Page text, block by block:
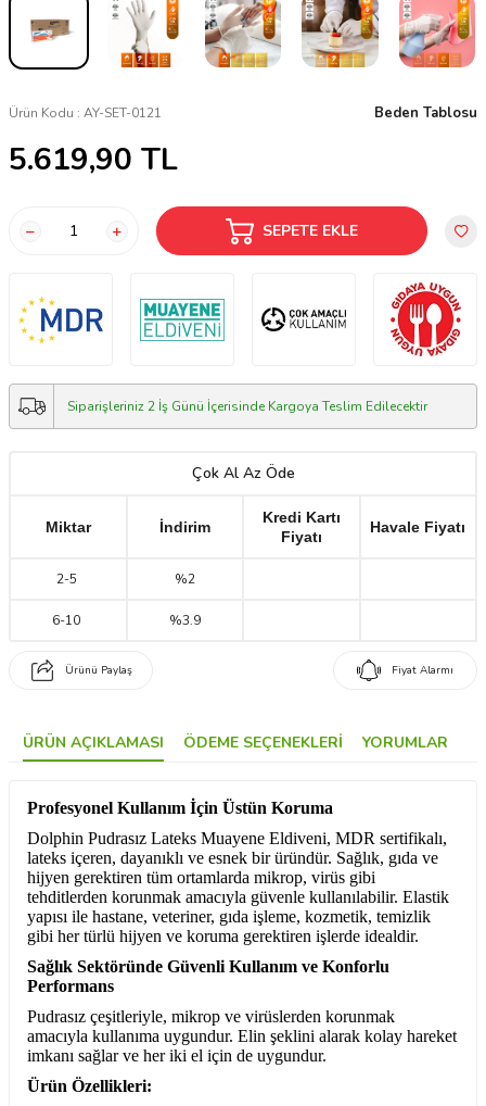
Ürün Kodu : AY-SET-0121 Beden Tablosu
5.619,90 TL
SEPETE EKLE
Siparişleriniz 2 İş Günü İçerisinde Kargoya Teslim Edilecektir
Çok Al Az Öde
Miktar İndirim
Kredi Kartı
Fiyatı
Havale Fiyatı
2-5 %2
6-10 %3.9
Ürünü Paylaş Fiyat Alarmı
ÜRÜN AÇIKLAMASI ÖDEME SEÇENEKLERI YORUMLAR
Profesyonel Kullanım İçin Üstün Koruma
Dolphin Pudrasız Lateks Muayene Eldiveni, MDR sertifikalı,
lateks içeren, dayanıklı ve esnek bir üründür. Sağlık, gıda ve
hijyen gerektiren tüm ortamlarda mikrop, virüs gibi
tehditlerden korunmak amacıyla güvenle kullanılabilir. Elastik
yapısı ile hastane, veteriner, gıda işleme, kozmetik, temizlik
gibi her türlü hijyen ve koruma gerektiren işlerde idealdir.
Sağlık Sektöründe Güvenli Kullanım ve Konforlu
Performans
Pudrasız çeşitleriyle, mikrop ve virüslerden korunmak
amacıyla kullanıma uygundur. Elin şeklini alarak kolay hareket
imkanı sağlar ve her iki el için de uygundur.
Ürün Özellikleri: